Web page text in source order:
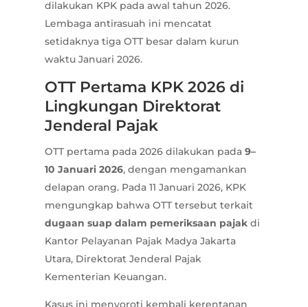
dilakukan KPK pada awal tahun 2026.
Lembaga antirasuah ini mencatat
setidaknya tiga OTT besar dalam kurun
waktu Januari 2026.
OTT Pertama KPK 2026 di
Lingkungan Direktorat
Jenderal Pajak
OTT pertama pada 2026 dilakukan pada 9–
10 Januari 2026, dengan mengamankan
delapan orang. Pada 11 Januari 2026, KPK
mengungkap bahwa OTT tersebut terkait
dugaan suap dalam pemeriksaan pajakdi
Kantor Pelayanan Pajak Madya Jakarta
Utara, Direktorat Jenderal Pajak
Kementerian Keuangan.
Kasus ini menyoroti kembali kerentanan